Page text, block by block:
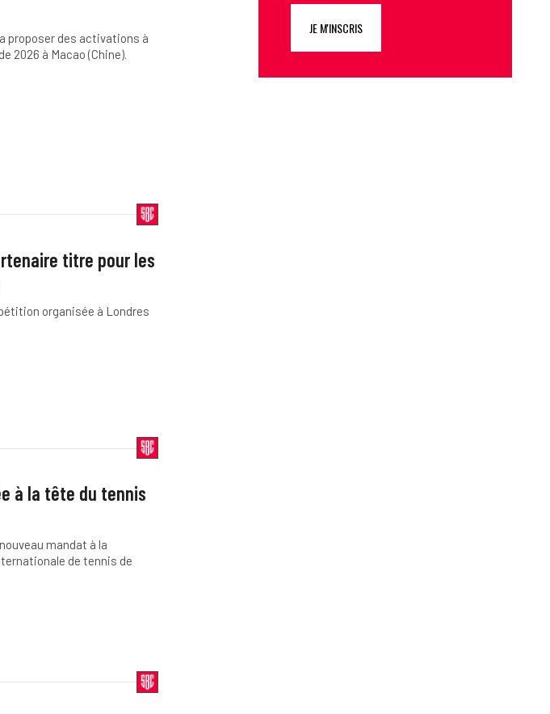
proposer des activations à
2026 à Macao (Chine).
titre pour les
organisée à Londres
à la tête du tennis
mandat à la
de tennis de
JE M'INSCRIS